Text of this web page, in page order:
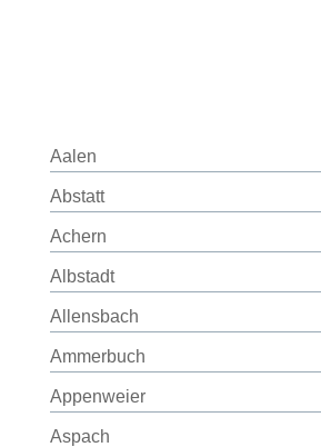
Aalen
Abstatt
Achern
Albstadt
Allensbach
Ammerbuch
Appenweier
Aspach